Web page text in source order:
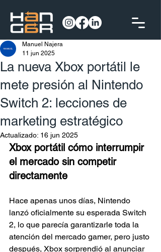
La nueva Xbox portátil le
mete presión al Nintendo
Switch 2: lecciones de
marketing estratégico
Manuel Najera
11 jun 2025
Actualizado: 16 jun 2025
Xbox portátil cómo interrumpir
el mercado sin competir
directamente
Hace apenas unos días, Nintendo
lanzó oficialmente su esperada Switch
2, lo que parecía garantizarle toda la
atención del mercado gamer, pero justo
después, Xbox sorprendió al anunciar